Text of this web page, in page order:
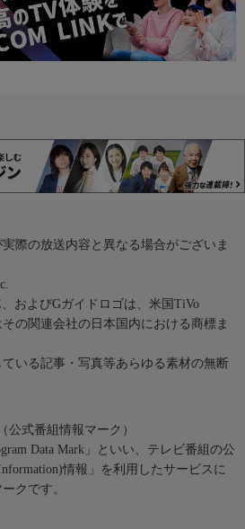
際の放送内容と異なる場合がございま
およびGガイドロゴは、米国TiVo
の関連会社の日本国内における商標ま
いる記事・写真等あらゆる素材の無断
公式番組情報マーク）
Data Mark」といい、テレビ番組の公
情報」を利用したサービスに
クです。